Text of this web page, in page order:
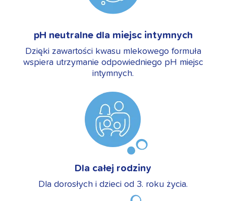
pH neutralne dla miejsc intymnych
Dzięki zawartości kwasu mlekowego formuła
wspiera utrzymanie odpowiedniego pH miejsc
intymnych.
Dla całej rodziny
Dla dorosłych i dzieci od 3. roku życia.